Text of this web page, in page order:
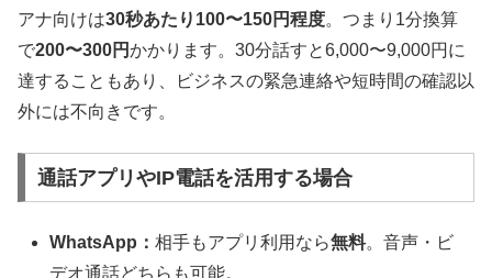
アナ向けは30秒あたり100〜150円程度。つまり1分換算
で200〜300円かかります。30分話すと6,000〜9,000円に
達することもあり、ビジネスの緊急連絡や短時間の確認以
外には不向きです。
通話アプリやIP電話を活用する場合
WhatsApp：相手もアプリ利用なら無料。音声・ビ
デオ通話どちらも可能。